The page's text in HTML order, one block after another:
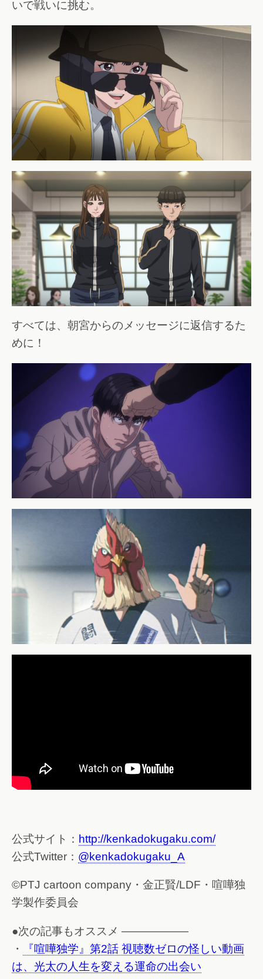
いで戦いに挑む。
すべては、朝宮からのメッセージに返信するた
めに！
公式サイト： http://kenkadokugaku.com/
公式Twitter： @kenkadokugaku_A
©PTJ cartoon company・金正賢/LDF・喧嘩独
学製作委員会
●次の記事もオススメ ——————
・
『喧嘩独学』第2話 視聴数ゼロの怪しい動画
は、光太の人生を変える運命の出会い